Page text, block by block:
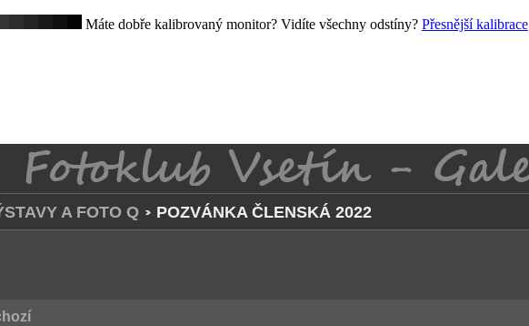
Máte dobře kalibrovaný monitor? Vidíte všechny odstíny? Přesnější kalibrace
A FOTO Q POZVÁNKA ČLENSKÁ 2022